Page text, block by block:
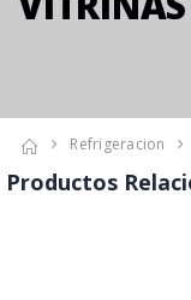
Refrigeracion
Productos